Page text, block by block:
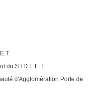
du S.I.D.E.E.T.
d'Agglomération Porte de